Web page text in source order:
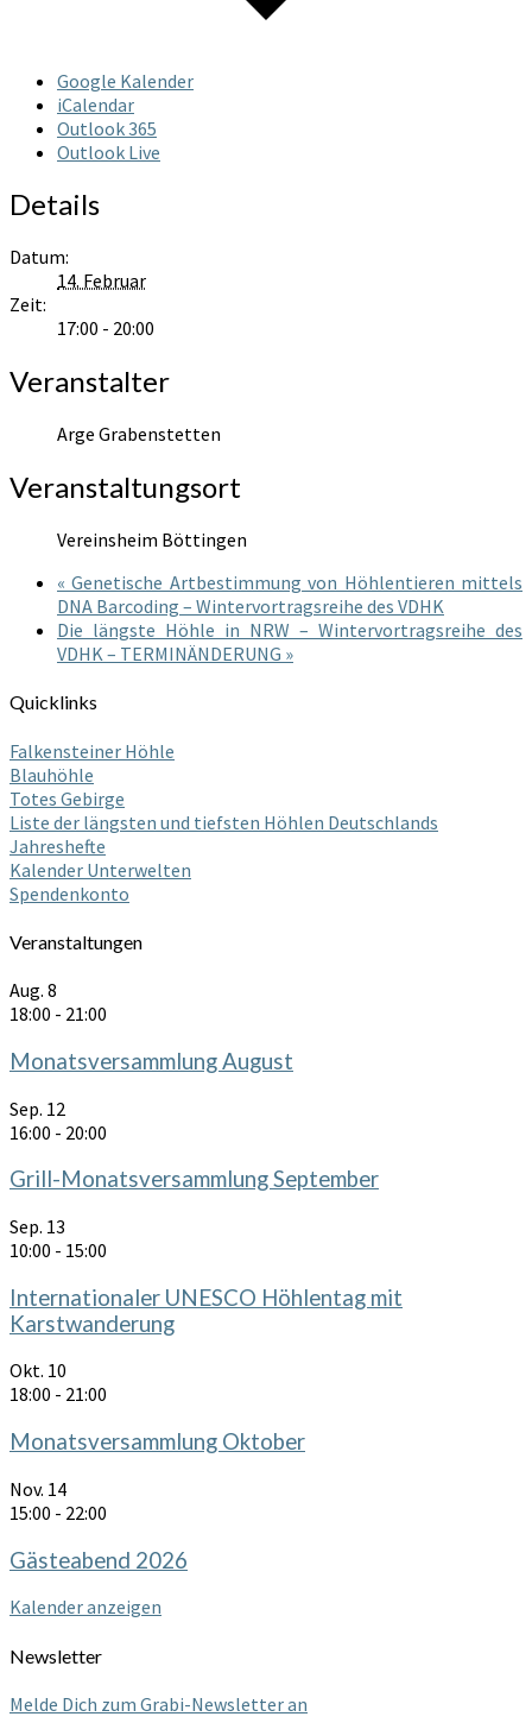
Google Kalender
iCalendar
Outlook 365
Outlook Live
Details
Datum:
14. Februar
Zeit:
17:00 - 20:00
Veranstalter
Arge Grabenstetten
Veranstaltungsort
Vereinsheim Böttingen
« Genetische Artbestimmung von Höhlentieren mittels
DNA Barcoding – Wintervortragsreihe des VDHK
Die längste Höhle in NRW – Wintervortragsreihe des
VDHK – TERMINÄNDERUNG »
Quicklinks
Falkensteiner Höhle
Blauhöhle
Totes Gebirge
Liste der längsten und tiefsten Höhlen Deutschlands
Jahreshefte
Kalender Unterwelten
Spendenkonto
Veranstaltungen
Aug. 8
18:00 - 21:00
Monatsversammlung August
Sep. 12
16:00 - 20:00
Grill-Monatsversammlung September
Sep. 13
10:00 - 15:00
Internationaler UNESCO Höhlentag mit
Karstwanderung
Okt. 10
18:00 - 21:00
Monatsversammlung Oktober
Nov. 14
15:00 - 22:00
Gästeabend 2026
Kalender anzeigen
Newsletter
Melde Dich zum Grabi-Newsletter an